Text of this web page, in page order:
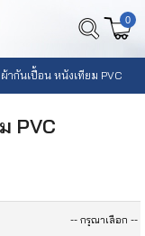
0
ผ้ากันเปื้อน หนังเทียม PVC
PVC